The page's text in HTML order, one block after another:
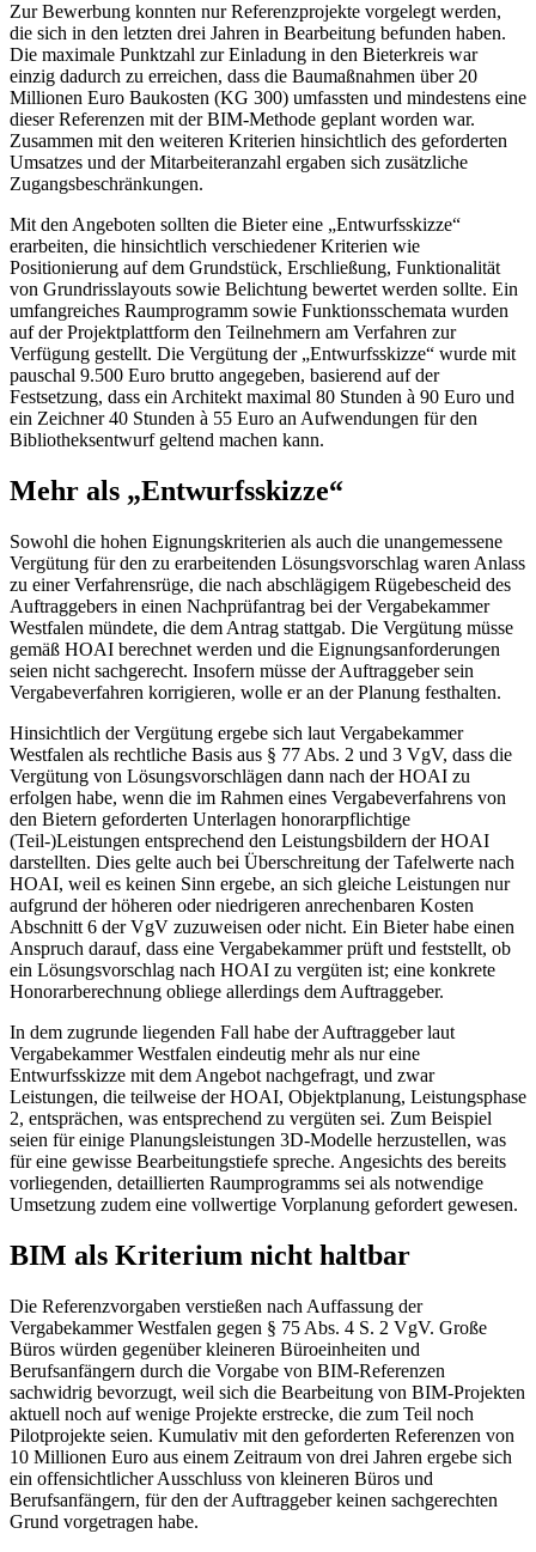
Zur Bewerbung konnten nur Referenzprojekte vorgelegt werden,
die sich in den letzten drei Jahren in Bearbeitung befunden haben.
Die maximale Punktzahl zur Einladung in den Bieterkreis war
einzig dadurch zu erreichen, dass die Baumaßnahmen über 20
Millionen Euro Baukosten (KG 300) umfassten und mindestens eine
dieser Referenzen mit der BIM-Methode geplant worden war.
Zusammen mit den weiteren Kriterien hinsichtlich des geforderten
Umsatzes und der Mitarbeiteranzahl ergaben sich zusätzliche
Zugangsbeschränkungen.
Mit den Angeboten sollten die Bieter eine „Entwurfsskizze“
erarbeiten, die hinsichtlich verschiedener Kriterien wie
Positionierung auf dem Grundstück, Erschließung, Funktionalität
von Grundrisslayouts sowie Belichtung bewertet werden sollte. Ein
umfangreiches Raumprogramm sowie Funktionsschemata wurden
auf der Projektplattform den Teilnehmern am Verfahren zur
Verfügung gestellt. Die Vergütung der „Entwurfsskizze“ wurde mit
pauschal 9.500 Euro brutto angegeben, basierend auf der
Festsetzung, dass ein Architekt maximal 80 Stunden à 90 Euro und
ein Zeichner 40 Stunden à 55 Euro an Aufwendungen für den
Bibliotheksentwurf geltend machen kann.
Mehr als „Entwurfsskizze“
Sowohl die hohen Eignungskriterien als auch die unangemessene
Vergütung für den zu erarbeitenden Lösungsvorschlag waren Anlass
zu einer Verfahrensrüge, die nach abschlägigem Rügebescheid des
Auftraggebers in einen Nachprüfantrag bei der Vergabekammer
Westfalen mündete, die dem Antrag stattgab. Die Vergütung müsse
gemäß HOAI berechnet werden und die Eignungsanforderungen
seien nicht sachgerecht. Insofern müsse der Auftraggeber sein
Vergabeverfahren korrigieren, wolle er an der Planung festhalten.
Hinsichtlich der Vergütung ergebe sich laut Vergabekammer
Westfalen als rechtliche Basis aus § 77 Abs. 2 und 3 VgV, dass die
Vergütung von Lösungsvorschlägen dann nach der HOAI zu
erfolgen habe, wenn die im Rahmen eines Vergabeverfahrens von
den Bietern geforderten Unterlagen honorarpflichtige
(Teil-)Leistungen entsprechend den Leistungsbildern der HOAI
darstellten. Dies gelte auch bei Überschreitung der Tafelwerte nach
HOAI, weil es keinen Sinn ergebe, an sich gleiche Leistungen nur
aufgrund der höheren oder niedrigeren anrechenbaren Kosten
Abschnitt 6 der VgV zuzuweisen oder nicht. Ein Bieter habe einen
Anspruch darauf, dass eine Vergabekammer prüft und feststellt, ob
ein Lösungsvorschlag nach HOAI zu vergüten ist; eine konkrete
Honorarberechnung obliege allerdings dem Auftraggeber.
In dem zugrunde liegenden Fall habe der Auftraggeber laut
Vergabekammer Westfalen eindeutig mehr als nur eine
Entwurfsskizze mit dem Angebot nachgefragt, und zwar
Leistungen, die teilweise der HOAI, Objektplanung, Leistungsphase
2, entsprächen, was entsprechend zu vergüten sei. Zum Beispiel
seien für einige Planungsleistungen 3D-Modelle herzustellen, was
für eine gewisse Bearbeitungstiefe spreche. Angesichts des bereits
vorliegenden, detaillierten Raumprogramms sei als notwendige
Umsetzung zudem eine vollwertige Vorplanung gefordert gewesen.
BIM als Kriterium nicht haltbar
Die Referenzvorgaben verstießen nach Auffassung der
Vergabekammer Westfalen gegen § 75 Abs. 4 S. 2 VgV. Große
Büros würden gegenüber kleineren Büroeinheiten und
Berufsanfängern durch die Vorgabe von BIM-Referenzen
sachwidrig bevorzugt, weil sich die Bearbeitung von BIM-Projekten
aktuell noch auf wenige Projekte erstrecke, die zum Teil noch
Pilotprojekte seien. Kumulativ mit den geforderten Referenzen von
10 Millionen Euro aus einem Zeitraum von drei Jahren ergebe sich
ein offensichtlicher Ausschluss von kleineren Büros und
Berufsanfängern, für den der Auftraggeber keinen sachgerechten
Grund vorgetragen habe.